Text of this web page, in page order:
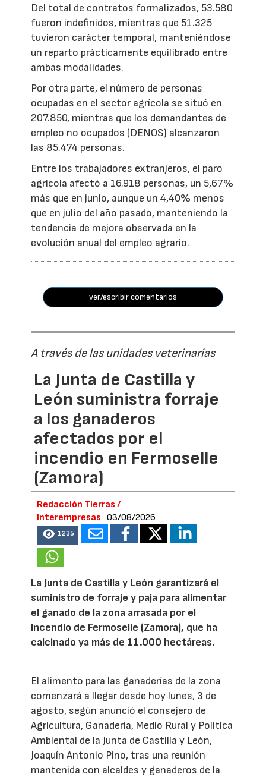
Del total de contratos formalizados, 53.580
fueron indefinidos, mientras que 51.325
tuvieron carácter temporal, manteniéndose
un reparto prácticamente equilibrado entre
ambas modalidades.
Por otra parte, el número de personas
ocupadas en el sector agrícola se situó en
207.850, mientras que los demandantes de
empleo no ocupados (DENOS) alcanzaron
las 85.474 personas.
Entre los trabajadores extranjeros, el paro
agrícola afectó a 16.918 personas, un 5,67%
más que en junio, aunque un 4,40% menos
que en julio del año pasado, manteniendo la
tendencia de mejora observada en la
evolución anual del empleo agrario.
ver/escribir comentarios
A través de las unidades veterinarias
La Junta de Castilla y
León suministra forraje
a los ganaderos
afectados por el
incendio en Fermoselle
(Zamora)
Redacción Tierras /
Interempresas
03/08/2026
1235
La Junta de Castilla y León garantizará el
suministro de forraje y paja para alimentar
el ganado de la zona arrasada por el
incendio de Fermoselle (Zamora), que ha
calcinado ya más de 11.000 hectáreas.
El alimento para las ganaderías de la zona
comenzará a llegar desde hoy lunes, 3 de
agosto, según anunció el consejero de
Agricultura, Ganadería, Medio Rural y Política
Ambiental de la Junta de Castilla y León,
Joaquín Antonio Pino, tras una reunión
mantenida con alcaldes y ganaderos de la